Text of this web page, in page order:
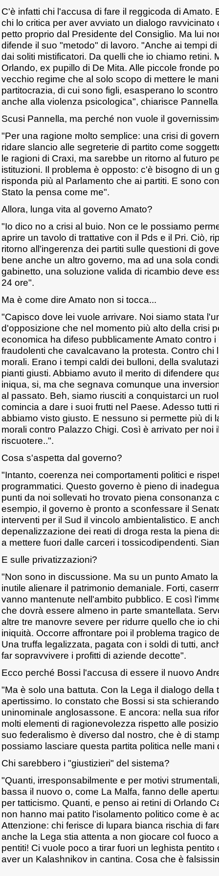
C'è infatti chi l'accusa di fare il reggicoda di Amato.
chi lo critica per aver avviato un dialogo ravvicinato
petto proprio dal Presidente del Consiglio. Ma lui
difende il suo "metodo" di lavoro. "Anche ai tempi
dai soliti mistificatori. Da quelli che io chiamo retini.
Orlando, ex pupillo di De Mita. Alle piccole fronde
vecchio regime che al solo scopo di mettere le
partitocrazia, di cui sono figli, esasperano lo
anche alla violenza psicologica", chiarisce
Scusi Pannella, ma perché non vuole il
"Per una ragione molto semplice: una crisi di
ridare slancio alle segreterie di partito come
le ragioni di Craxi, ma sarebbe un ritorno al futuro
istituzioni. Il problema è opposto: c'è bisogno di un
risponda più al Parlamento che ai partiti. E sono
Stato la pensa come me".
Allora, lunga vita al governo Amato?
"Io dico no a crisi al buio. Non ce le possiamo
aprire un tavolo di trattative con il Pds e il Pri. Ciò,
ritorno all'ingerenza dei partiti sulle questioni di
bene anche un altro governo, ma ad una sola
gabinetto, una soluzione valida di ricambio deve
24 ore".
Ma è come dire Amato non si tocca...
"Capisco dove lei vuole arrivare. Noi siamo stata
d'opposizione che nel momento più alto della crisi
economica ha difeso pubblicamente Amato contro i
fraudolenti che cavalcavano la protesta. Contro chi
morali. Erano i tempi caldi dei bulloni, della
pianti giusti. Abbiamo avuto il merito di difendere
iniqua, si, ma che segnava comunque una
al passato. Beh, siamo riusciti a conquistarci un
comincia a dare i suoi frutti nel Paese. Adesso tutti
abbiamo visto giusto. E nessuno si permette più di
morali contro Palazzo Chigi. Così è arrivato per noi
riscuotere..".
Cosa s'aspetta dal governo?
"Intanto, coerenza nei comportamenti politici e
programmatici. Questo governo è pieno di
punti da noi sollevati ho trovato piena consonanza
esempio, il governo è pronto a sconfessare il
interventi per il Sud il vincolo ambientalistico. E
depenalizzazione dei reati di droga resta la piena
a mettere fuori dalle carceri i tossicodipendenti.
E sulle privatizzazioni?
"Non sono in discussione. Ma su un punto Amato
inutile alienare il patrimonio demaniale. Forti,
vanno mantenute nell'ambito pubblico. E così
che dovrà essere almeno in parte smantellata.
altre tre manovre severe per ridurre quello che io
iniquità. Occorre affrontare poi il problema tragico
Una truffa legalizzata, pagata con i soldi di tutti,
far sopravvivere i profitti di aziende decotte".
Ecco perché Bossi l'accusa di essere il nuovo
"Ma è solo una battuta. Con la Lega il dialogo della
apertissimo. Io constato che Bossi si sta
uninominale anglosassone. E ancora: nella sua
molti elementi di ragionevolezza rispetto alle
suo federalismo è diverso dal nostro, che è di
possiamo lasciare questa partita politica nelle mani
Chi sarebbero i "giustizieri" del sistema?
"Quanti, irresponsabilmente e per motivi
bassa il nuovo o, come La Malfa, fanno delle
per tatticismo. Quanti, e penso ai retini di Orlando
non hanno mai patito l'isolamento politico come è
Attenzione: chi ferisce di lupara bianca rischia di
anche la Lega stia attenta a non giocare col fuoco
pentiti! Ci vuole poco a tirar fuori un leghista
aver un Kalashnikov in cantina. Cosa che è